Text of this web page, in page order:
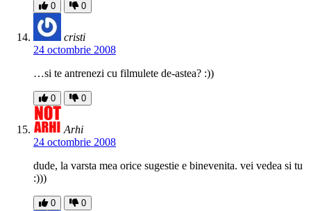
0 0
cristi
24 octombrie 2008
…si te antrenezi cu filmulete de-astea? :))
0 0
Arhi
24 octombrie 2008
dude, la varsta mea orice sugestie e binevenita. vei vedea si tu
:)))
0 0